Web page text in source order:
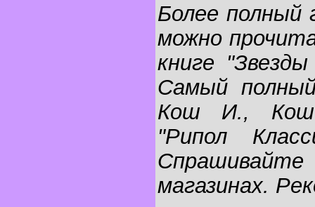
Более полный
можно
книге
Самый
Кош И., Кош
"Рипол
магазинах.